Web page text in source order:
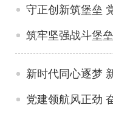
守正创新筑堡垒
筑牢坚强战斗堡
新时代同心逐梦
党建领航风正劲